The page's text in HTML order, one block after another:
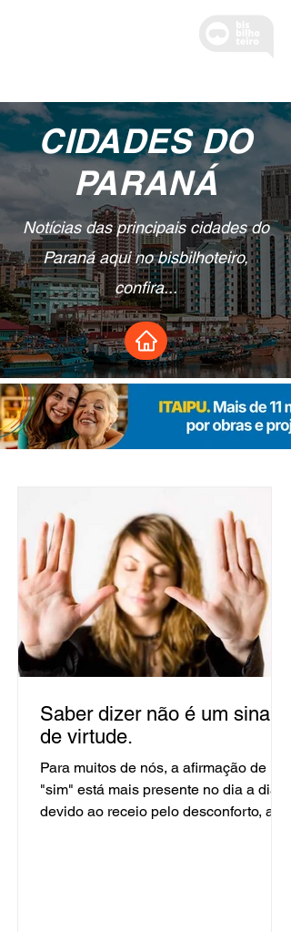
CIDADES DO
PARANÁ
Notícias das principais cidades do
Paraná aqui no bisbilhoteiro,
confira...
Saber dizer não é um sinal
de virtude.
Para muitos de nós, a afirmação de um
"sim" está mais presente no dia a dia
devido ao receio pelo desconforto, ao